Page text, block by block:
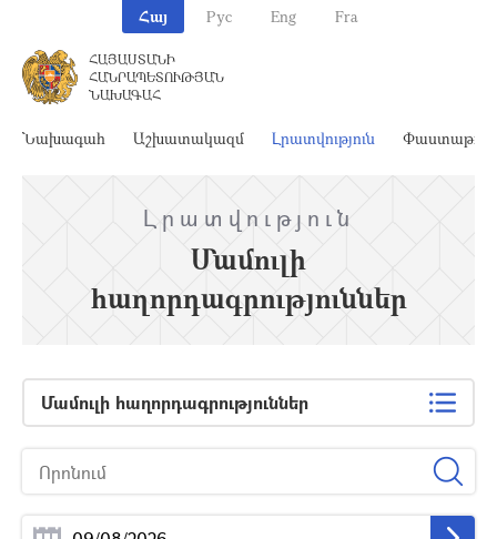
Հայ Рус Eng Fra
ՀԱՅԱՍՏԱՆԻ
ՀԱՆՐԱՊԵՏՈՒԹՅԱՆ
ՆԱԽԱԳԱՀ
Նախագահ Աշխատակազմ Լրատվություն
Լրատվություն
Մամուլի
հաղորդագրություններ
Մամուլի հաղորդագրություններ